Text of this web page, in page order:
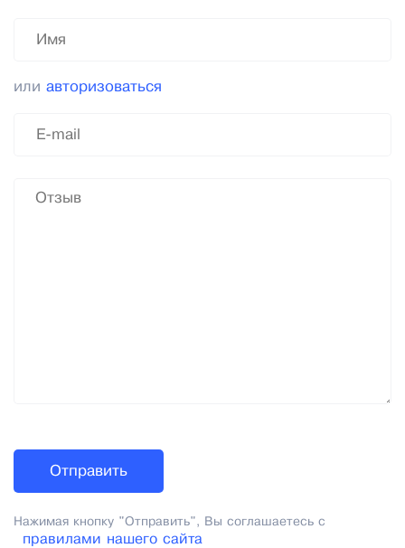
или авторизоваться
Нажимая кнопку "Отправить", Вы соглашаетесь с
правилами нашего сайта